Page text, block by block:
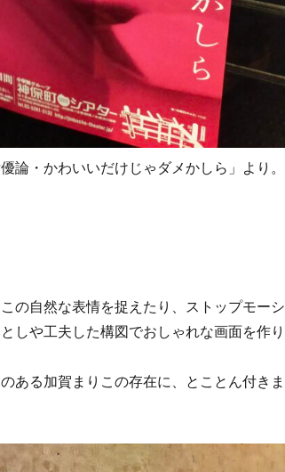
論・かわいいだけじゃダメかしら」より。
の自然な表情を捉えたり、ストップモーシ
しや工夫した構図でおしゃれな画面を作り
ある加賀まりこの存在に、とことん付きま